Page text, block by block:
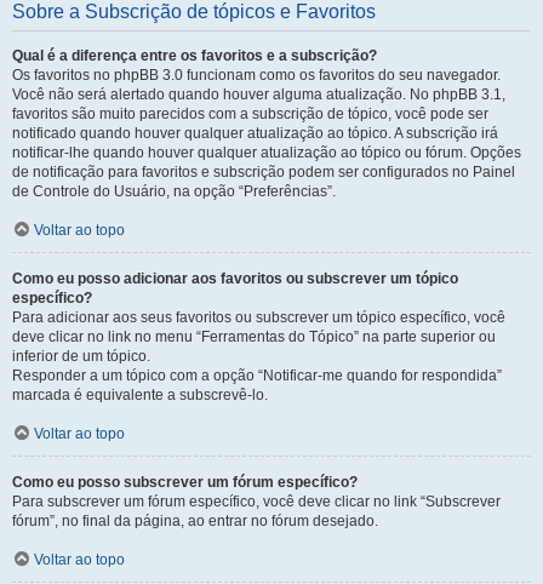
Sobre a Subscrição de tópicos e Favoritos
Qual é a diferença entre os favoritos e a subscrição?
Os favoritos no phpBB 3.0 funcionam como os favoritos do seu navegador.
Você não será alertado quando houver alguma atualização. No phpBB 3.1,
favoritos são muito parecidos com a subscrição de tópico, você pode ser
notificado quando houver qualquer atualização ao tópico. A subscrição irá
notificar-lhe quando houver qualquer atualização ao tópico ou fórum. Opções
de notificação para favoritos e subscrição podem ser configurados no Painel
de Controle do Usuário, na opção “Preferências”.
Voltar ao topo
Como eu posso adicionar aos favoritos ou subscrever um tópico
específico?
Para adicionar aos seus favoritos ou subscrever um tópico específico, você
deve clicar no link no menu “Ferramentas do Tópico” na parte superior ou
inferior de um tópico.
Responder a um tópico com a opção “Notificar-me quando for respondida”
marcada é equivalente a subscrevê-lo.
Voltar ao topo
Como eu posso subscrever um fórum específico?
Para subscrever um fórum específico, você deve clicar no link “Subscrever
fórum”, no final da página, ao entrar no fórum desejado.
Voltar ao topo